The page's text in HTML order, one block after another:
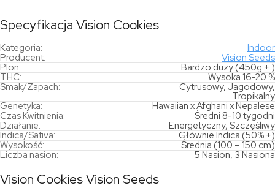
Specyfikacja Vision Cookies
Kategoria:
Indoor
Producent:
Vision Seeds
Plon:
Bardzo duży (450g + )
THC:
Wysoka 16-20 %
Smak/Zapach:
Cytrusowy, Jagodowy,
Tropikalny
Genetyka:
Hawaiian x Afghani x Nepalese
Czas Kwitnienia:
Średni 8-10 tygodni
Działanie:
Energetyczny, Szczęśliwy
Indica/Sativa:
Głównie Indica (50% +)
Wysokość:
Średnia (100 – 150 cm)
Liczba nasion:
5 Nasion, 3 Nasiona
Vision Cookies Vision Seeds